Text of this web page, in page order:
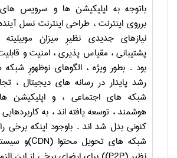
باتوجه به اپلیکیشن ها و سرویس
برروی اینترنت ، طراحی اینترنت نسل
نیازهای جدیدی نظیرِ میزان
پشتیبانی ، مقیاس پذیری ، امنیت و
بود . بطور ویژه ، الگوهای نوظهورِ شبکه
رشد پایدار در رسانه های دیجیتال ،
شبکه های اجتماعی ، و اپلیکیشن
هوشمند ، توسعه یافته اند ، به
کنونی بدل شد اند . باوجود اینکه برخی
شبکه های تحویل محتوا (CDN)و